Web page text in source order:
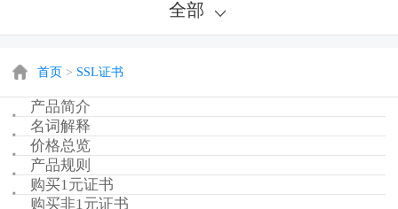
全部
首页 > SSL证书
产品简介
名词解释
价格总览
产品规则
购买1元证书
购买非1元证书